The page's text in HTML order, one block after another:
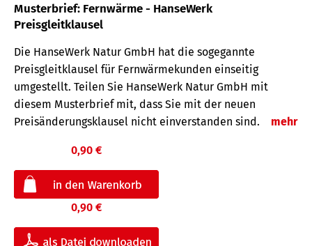
Musterbrief: Fernwärme - HanseWerk
Preisgleitklausel
Die HanseWerk Natur GmbH hat die sogegannte
Preisgleitklausel für Fernwärmekunden einseitig
umgestellt. Teilen Sie HanseWerk Natur GmbH mit
diesem Musterbrief mit, dass Sie mit der neuen
Preisänderungsklausel nicht einverstanden sind.
mehr
0,90 €
0,90 €